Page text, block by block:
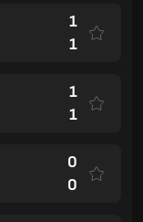
1
1
1
1
0
0